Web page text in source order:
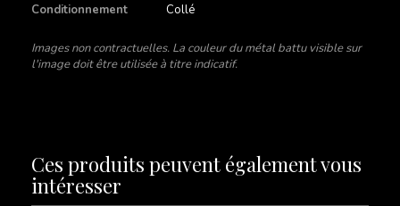
Conditionnement
Collé
Images non contractuelles. La couleur du métal battu visible sur
l'image doit être utilisée à titre indicatif.
Ces produits peuvent également vous
intéresser